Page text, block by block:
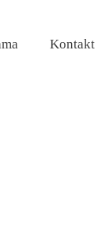
Kontakt